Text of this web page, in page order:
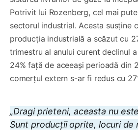
Potrivit lui Rozenberg, cel mai
sectorul industrial. Acesta susține
producția industrială a scăzut cu
trimestru al anului curent declinul
24% față de aceeași perioadă din
comerțul extern s-ar fi redus cu
„Dragi prieteni, aceasta nu
Sunt producții oprite, locuri de